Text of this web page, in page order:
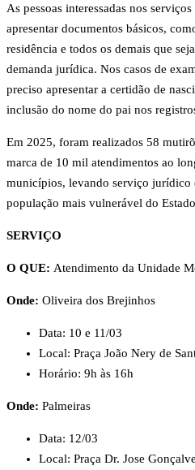
As pessoas interessadas nos
apresentar documentos básicos,
residência e todos os demais que
demanda jurídica. Nos casos de
preciso apresentar a certidão de
inclusão do nome do pai nos
Em 2025, foram realizados 58
marca de 10 mil atendimentos ao
municípios, levando serviço jurídico
população mais vulnerável do
SERVIÇO
O QUE: Atendimento da Unidade
Onde: Oliveira dos Brejinhos
Data: 10 e 11/03
Local: Praça João Nery de
Horário: 9h às 16h
Onde: Palmeiras
Data: 12/03
Local: Praça Dr. Jose